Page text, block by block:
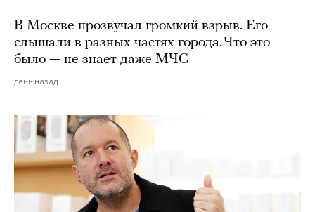
В Москве прозвучал громкий взрыв. Его
слышали в разных частях города. Что это
было — не знает даже МЧС
день назад